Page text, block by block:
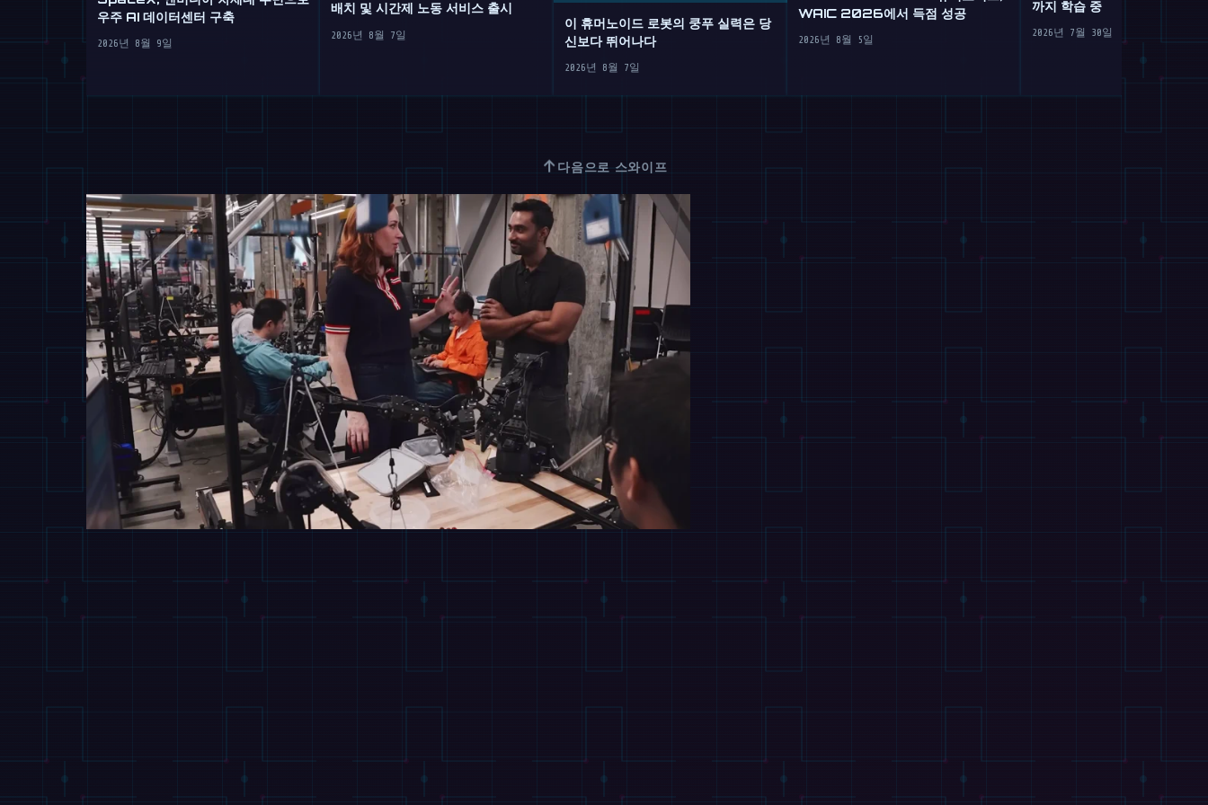
우주 AI 데이터센터 구축
2026년 8월 9일
배치 및 시간제 노동 서비스 출시
2026년 8월 7일
이 휴머노이드 로봇의 쿵푸 실력은 당
신보다 뛰어나다
2026년 8월 7일
WAIC 2026에서 득점 성공
2026년 8월 5일
까지 학습 중
2026년 7월 30일
↑ 다음으로 스와이프